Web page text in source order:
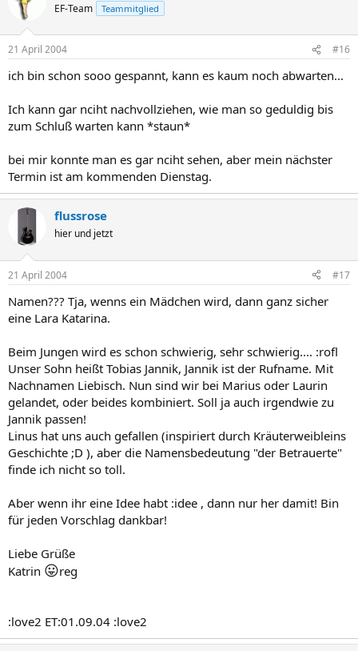
EF-Team Teammitglied
21 April 2004 #16
ich bin schon sooo gespannt, kann es kaum noch abwarten...
Ich kann gar nciht nachvollziehen, wie man so geduldig bis
zum Schluß warten kann *staun*
bei mir konnte man es gar nciht sehen, aber mein nächster
Termin ist am kommenden Dienstag.
flussrose
hier und jetzt
21 April 2004 #17
Namen??? Tja, wenns ein Mädchen wird, dann ganz sicher
eine Lara Katarina.
Beim Jungen wird es schon schwierig, sehr schwierig.... :rofl
Unser Sohn heißt Tobias Jannik, Jannik ist der Rufname. Mit
Nachnamen Liebisch. Nun sind wir bei Marius oder Laurin
gelandet, oder beides kombiniert. Soll ja auch irgendwie zu
Jannik passen!
Linus hat uns auch gefallen (inspiriert durch Kräuterweibleins
Geschichte ;D ), aber die Namensbedeutung "der Betrauerte"
finde ich nicht so toll.
Aber wenn ihr eine Idee habt :idee , dann nur her damit! Bin
für jeden Vorschlag dankbar!
Liebe Grüße
Katrin 😛reg
:love2 ET:01.09.04 :love2